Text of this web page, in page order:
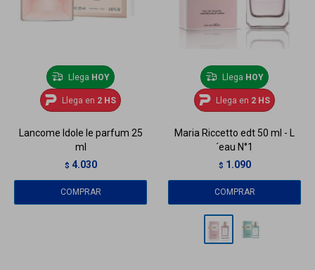
Llega HOY
Llega en 2 HS
Lancome Idole le parfum 25
ml
$ 4.030
Llega HOY
Llega en 2 HS
Maria Riccetto edt 50 ml - L
´eau N°1
$ 1.090